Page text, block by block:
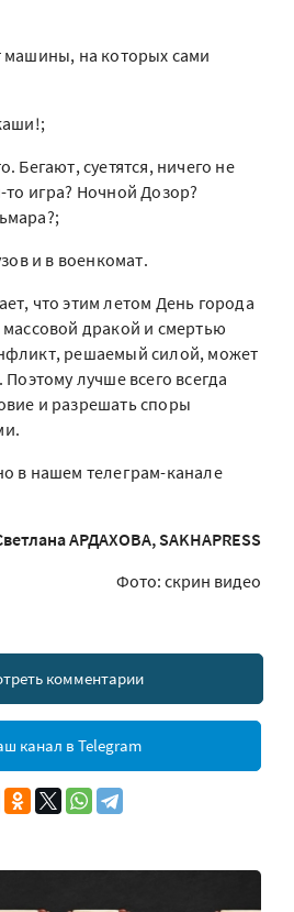
на которых сами
Бегают, суетятся, ничего не
игра? Ночной Дозор?
и в военкомат.
что этим летом День города
массовой дракой и смертью
решаемый силой, может
лучше всего всегда
и разрешать споры
в нашем телеграм-канале
АРДАХОВА, SAKHAPRESS
Фото: скрин видео
комментарии
канал в Telegram